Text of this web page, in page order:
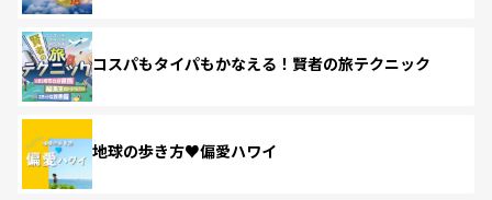
コスパもタイパもかなえる！賢者の旅テクニック
地球の歩き方♥偏愛ハワイ